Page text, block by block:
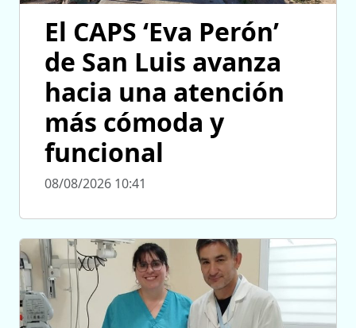
El CAPS ‘Eva Perón’
de San Luis avanza
hacia una atención
más cómoda y
funcional
08/08/2026 10:41